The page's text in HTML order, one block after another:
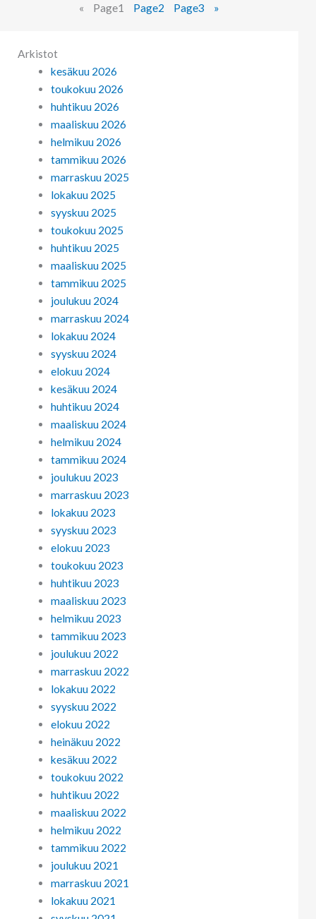
«
Page1 Page2 Page3 »
Arkistot
kesäkuu 2026
toukokuu 2026
huhtikuu 2026
maaliskuu 2026
helmikuu 2026
tammikuu 2026
marraskuu 2025
lokakuu 2025
syyskuu 2025
toukokuu 2025
huhtikuu 2025
maaliskuu 2025
tammikuu 2025
joulukuu 2024
marraskuu 2024
lokakuu 2024
syyskuu 2024
elokuu 2024
kesäkuu 2024
huhtikuu 2024
maaliskuu 2024
helmikuu 2024
tammikuu 2024
joulukuu 2023
marraskuu 2023
lokakuu 2023
syyskuu 2023
elokuu 2023
toukokuu 2023
huhtikuu 2023
maaliskuu 2023
helmikuu 2023
tammikuu 2023
joulukuu 2022
marraskuu 2022
lokakuu 2022
syyskuu 2022
elokuu 2022
heinäkuu 2022
kesäkuu 2022
toukokuu 2022
huhtikuu 2022
maaliskuu 2022
helmikuu 2022
tammikuu 2022
joulukuu 2021
marraskuu 2021
lokakuu 2021